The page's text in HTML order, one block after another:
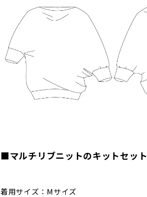
■マルチリブニットのキットセット
着用サイズ：Mサイズ